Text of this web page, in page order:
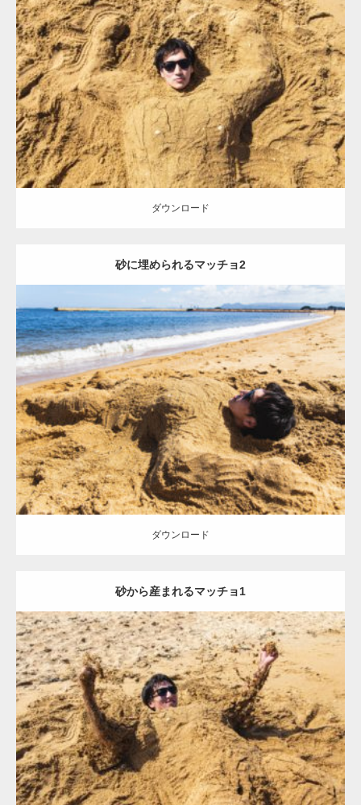
Update:2021.07.8
Category: 海のマッチョ オレンジの人 AKIHITO(細マッチョ)
ダウンロード
ダウンロード
砂に埋められるマッチョ2
Update:2021.07.8
Category:海のマッチョ オレンジの人 AKIHITO(細マッチョ)
ダウンロード
ダウンロード
砂から産まれるマッチョ1
Update:2021.07.8
Category:海のマッチョ オレンジの人 AKIHITO(細マッチョ)
ダウンロード